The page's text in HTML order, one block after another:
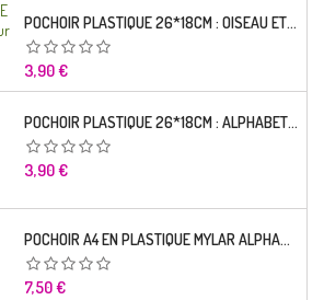
POCHOIR PLASTIQUE 26*18CM : OISEAU ET FLEUR
Prix
3,90 €
POCHOIR PLASTIQUE 26*18CM : ALPHABET (03)
Prix
3,90 €
POCHOIR A4 EN PLASTIQUE MYLAR ALPHABET LETTRE TYPO CHARLEMAGNE 28 MM
Prix
7,50 €